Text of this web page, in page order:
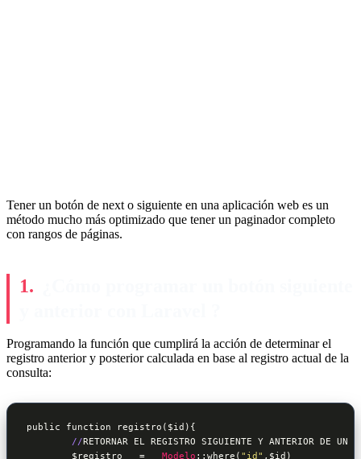
Tener un botón de next o siguiente en una aplicación web es un
método mucho más optimizado que tener un paginador completo
con rangos de páginas.
Programando la función que cumplirá la acción de determinar el
registro anterior y posterior calculada en base al registro actual de la
consulta:
public function registro($id){
//RETORNAR EL REGISTRO SIGUIENTE Y ANTERIOR DE UN
        $registro   =
Modelo ::where ( "id" ,$id)